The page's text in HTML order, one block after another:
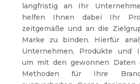
langfristig an Ihr
helfen Ihnen dabei Ihr
zeitgemäße und an die
Marke zu binden. Hierfür
Unternehmen, Produkte und
um mit den gewonnen Daten
Methoden für Ihre